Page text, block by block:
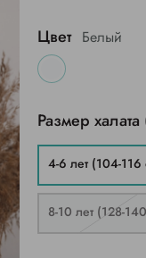
Цвет Белый
Размер халата
4-6 лет (104-116
8-10 лет (128-